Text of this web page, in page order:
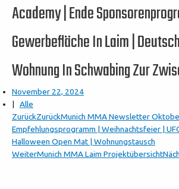
Academy | Ende
Gewerbefläche In Laim |
Wohnung In Schwabing Zur
November 22, 2024
|
Alle
ZurückZurückMunich MMA Newsletter
Empfehlungsprogramm | Weihnachtsfeier |
Halloween Open Mat | Wohnungstausch
WeiterMunich MMA Laim Projektübersicht